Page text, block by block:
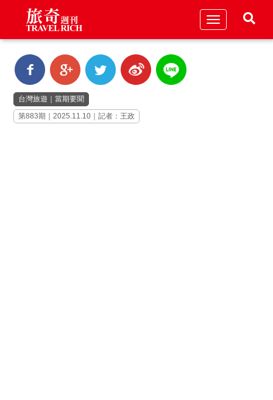
Toggle
台灣旅遊 ｜當期要聞
第883期｜2025.11.10｜記者：王政